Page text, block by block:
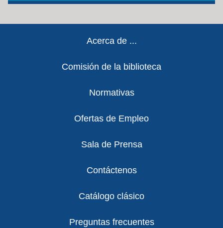
Acerca de ...
Comisión de la biblioteca
Normativas
Ofertas de Empleo
Sala de Prensa
Contáctenos
Catálogo clásico
Preguntas frecuentes